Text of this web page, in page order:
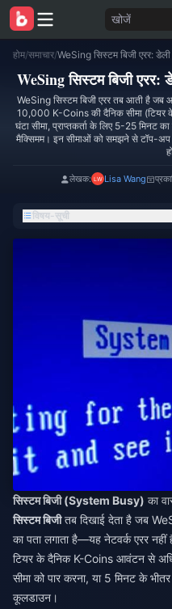
खोजें
होम/समाचार/
WeSing सिस्टम बिजी एरर:
WeSing सिस्टम बिजी एरर तब आती है जब
10,000 K-Coins की दैनिक सीमा (टियर
घंटा सीमा, प्राप्तकर्ता के लिए 5-25
मैक्सिमम। इन सीमाओं को समझने से टॉप-अप
लेखक: Lisa Wang
विषय-सूची
सिस्टम बिजी (System Busy) का
सिस्टम बिजीतब दिखाई देता है जब
का पता लगाता है—यह नेटवर्क एरर
टियर के दैनिक K-Coins आवंटन से
सीमा को पार करना, या 5 मिनट के
कूलडाउन।